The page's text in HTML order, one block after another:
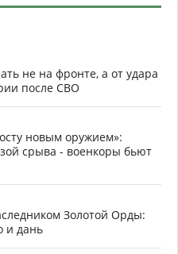
не на фронте, а от удара
после СВО
новым оружием»:
срыва - военкоры бьют
Золотой Орды:
и дань